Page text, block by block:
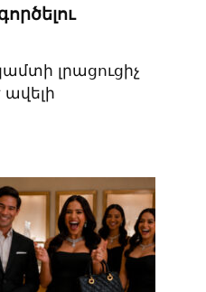
լրացուցիչ
ավելի